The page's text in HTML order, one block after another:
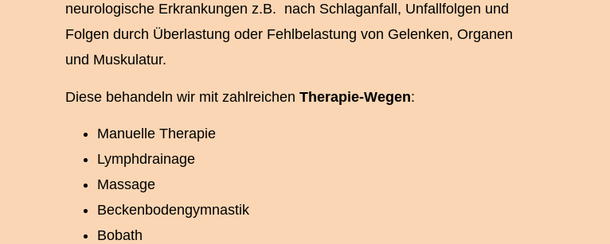
neurologische Erkrankungen z.B. nach Schlaganfall, Unfallfolgen und
Folgen durch Überlastung oder Fehlbelastung von Gelenken, Organen
und Muskulatur.
Diese behandeln wir mit zahlreichen Therapie-Wegen:
Manuelle Therapie
Lymphdrainage
Massage
Beckenbodengymnastik
Bobath